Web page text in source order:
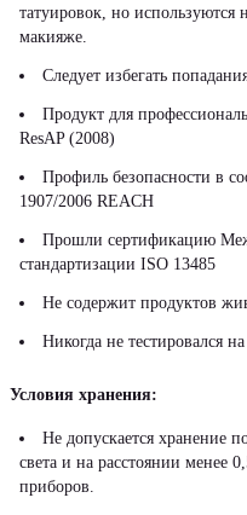
татуировок, но используются
макияже.
Следует избегать
Продукт для
ResAP (2008)
Профиль безопасности в
1907/2006 REACH
Прошли сертификацию
стандартизации ISO 13485
Не содержит продуктов
Никогда не тестировался
Условия хранения:
Не допускается хранение
света и на расстоянии менее
приборов.